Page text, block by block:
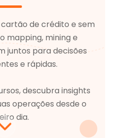
de crédito e sem
mapping, mining e
juntos para decisões
e rápidas.
descubra insights
operações desde o
dia.